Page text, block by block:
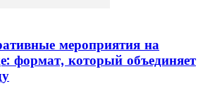
мероприятия на
формат, который объединяет